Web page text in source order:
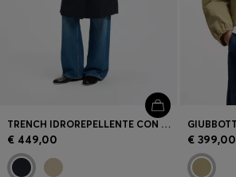
TRENCH IDROREPELLENTE CON CINTURA CON FIBBIA
€ 449,00 € 399,00